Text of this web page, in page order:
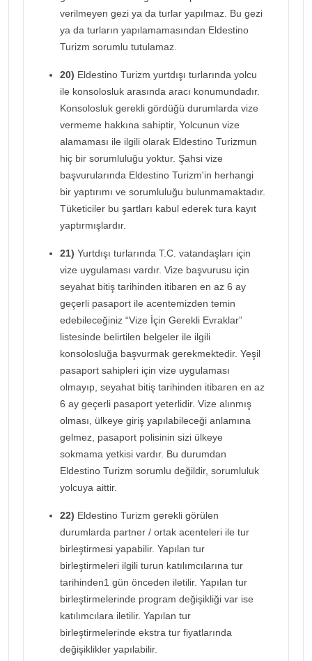
verilmeyen gezi ya da turlar yapılmaz. Bu gezi
ya da turların yapılamamasından Eldestino
Turizm sorumlu tutulamaz.
20) Eldestino Turizm yurtdışı turlarında yolcu
ile konsolosluk arasında aracı konumundadır.
Konsolosluk gerekli gördüğü durumlarda vize
vermeme hakkına sahiptir, Yolcunun vize
alamaması ile ilgili olarak Eldestino Turizmun
hiç bir sorumluluğu yoktur. Şahsi vize
başvurularında Eldestino Turizm'in herhangi
bir yaptırımı ve sorumluluğu bulunmamaktadır.
Tüketiciler bu şartları kabul ederek tura kayıt
yaptırmışlardır.
21) Yurtdışı turlarında T.C. vatandaşları için
vize uygulaması vardır. Vize başvurusu için
seyahat bitiş tarihinden itibaren en az 6 ay
geçerli pasaport ile acentemizden temin
edebileceğiniz “Vize İçin Gerekli Evraklar”
listesinde belirtilen belgeler ile ilgili
konsolosluğa başvurmak gerekmektedir. Yeşil
pasaport sahipleri için vize uygulaması
olmayıp, seyahat bitiş tarihinden itibaren en az
6 ay geçerli pasaport yeterlidir. Vize alınmış
olması, ülkeye giriş yapılabileceği anlamına
gelmez, pasaport polisinin sizi ülkeye
sokmama yetkisi vardır. Bu durumdan
Eldestino Turizm sorumlu değildir, sorumluluk
yolcuya aittir.
22) Eldestino Turizm gerekli görülen
durumlarda partner / ortak acenteleri ile tur
birleştirmesi yapabilir. Yapılan tur
birleştirmeleri ilgili turun katılımcılarına tur
tarihinden1 gün önceden iletilir. Yapılan tur
birleştirmelerinde program değişikliği var ise
katılımcılara iletilir. Yapılan tur
birleştirmelerinde ekstra tur fiyatlarında
değişiklikler yapılabilir.